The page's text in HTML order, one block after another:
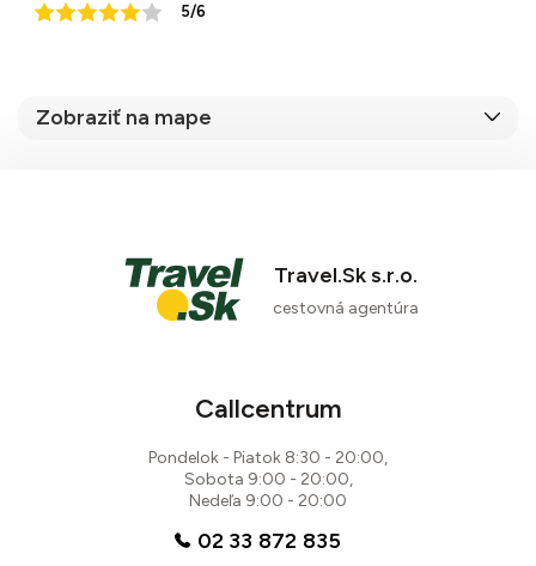
70 %
5/6
Zobraziť na mape
Travel.Sk s.r.o.
cestovná agentúra
Callcentrum
Pondelok - Piatok 8:30 - 20:00,
Sobota 9:00 - 20:00,
Nedeľa 9:00 - 20:00
02 33 872 835